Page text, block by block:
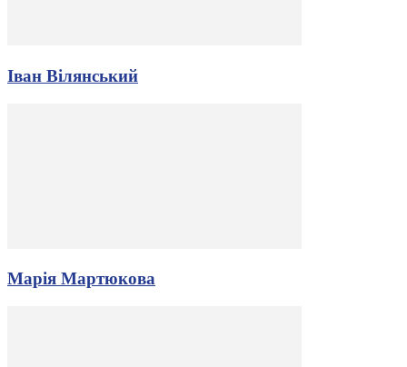
Іван Вілянський
Марія Мартюкова